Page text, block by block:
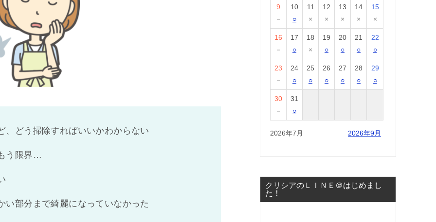
、どう掃除すればいいかわからない
う限界…
い部分まで綺麗になっていなかった
9
－
10
○
11
×
12
×
13
×
14
×
15
×
16
－
17
○
18
×
19
○
20
○
21
○
22
○
23
－
24
○
25
○
26
○
27
○
28
○
29
○
30
－
31
○
2026年7月 2026年9月
クリシアのＬＩＮＥ＠はじめまし
た！